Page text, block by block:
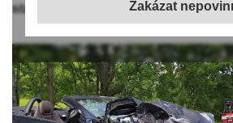
statistik dopravní policie a informací